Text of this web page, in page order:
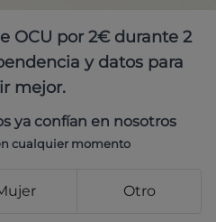
OCU por 2€ durante 2
y datos para
mejor.
ya confían en nosotros
cualquier momento
Otro